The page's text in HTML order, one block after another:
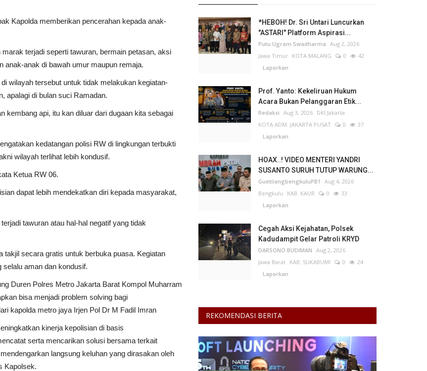
Kapolda memberikan pencerahan kepada anak-
terjadi seperti tawuran, bermain petasan, aksi
anak-anak di bawah umur maupun remaja.
wilayah tersebut untuk tidak melakukan kegiatan-
apalagi di bulan suci Ramadan.
kembang api, itu kan diluar dari dugaan kita sebagai
kedatangan polisi RW di lingkungan terbukti
wilayah terlihat lebih kondusif.
Ketua RW 06.
dapat lebih mendekatkan diri kepada masyarakat,
tawuran atau hal-hal negatif yang tidak
secara gratis untuk berbuka puasa. Kegiatan
aman dan kondusif.
Duren Polres Metro Jakarta Barat Kompol Muharram
bisa menjadi problem solving bagi
kapolda metro jaya Irjen Pol Dr M Fadil Imran
kinerja kepolisian di basis
serta mencarikan solusi bersama terkait
langsung keluhan yang dirasakan oleh
Kapolsek.
*HEBOH! Dr. Sri Untari Luncurkan
"ASTARI" Platform Aspirasi...
Putu Ugram Swadharma Aug 2, 2026
Jawa Timur KOTA MALANG 0
42
Laporkan
Prof. Yanto: Kekeliruan Hukum
Acara Bukan Pelanggaran Etik...
Redaksi Aug 3, 2026 DKI Jakarta
KOTA ADM. JAKARTA PUSAT
0
37
Laporkan
HOAX..! VIDEO MENTERI YANDRI
SUSANTO SURUH TUTUP WARUNG...
GuetilangbengkuluPB1
Aug 4, 2026
Bengkulu
KAB. KAUR 0
33
Laporkan
Cegah Aksi Kejahatan, Polsek
Kadudampit Gelar Patroli KRYD
DARSONO BUDIMAN Aug 2, 2026
Jawa Barat KAB. SUKABUMI 0
24
Laporkan
REKOMENDASI BERITA